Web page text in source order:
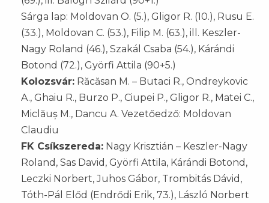
Sárga lap: Moldovan O. (5.), Gligor R. (10.), Rusu E.
(33.), Moldovan C. (53.), Filip M. (63.), ill. Keszler-
Nagy Roland (46.), Szakál Csaba (54.), Kárándi
Botond (72.), Györfi Attila (90+5.)
Kolozsvár: Răcăsan M. – Butaci R., Ondreykovic
A., Ghaiu R., Burzo P., Ciupei P., Gligor R., Matei C.,
Miclăuș M., Dancu A. Vezetőedző: Moldovan
Claudiu
FK Csíkszereda: Nagy Krisztián – Keszler-Nagy
Roland, Sas David, Györfi Attila, Kárándi Botond,
Leczki Norbert, Juhos Gábor, Trombitás Dávid,
Tóth-Pál Előd (Endrődi Erik, 73.), László Norbert